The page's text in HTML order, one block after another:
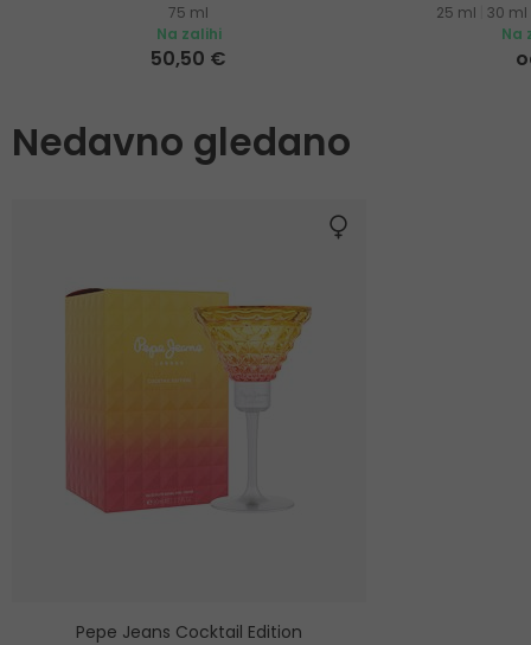
75 ml
Na zalihi
50,50 €
25 ml 30 ml
Na
Nedavno gledano
Pepe Jeans Cocktail Edition